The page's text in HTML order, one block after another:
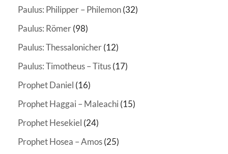
Paulus: Philipper – Philemon(32)
Paulus: Römer(98)
Paulus: Thessalonicher(12)
Paulus: Timotheus – Titus(17)
Prophet Daniel (16)
Prophet Haggai – Maleachi (15)
Prophet Hesekiel (24)
Prophet Hosea – Amos(25)